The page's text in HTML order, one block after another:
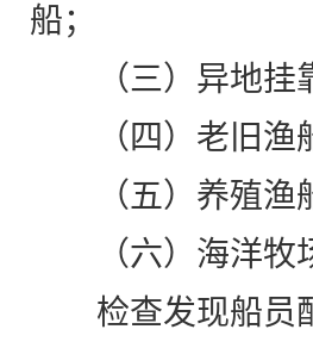
船；
（三）异地挂
（四）老旧渔
（五）养殖渔
（六）海洋
检查发现船员